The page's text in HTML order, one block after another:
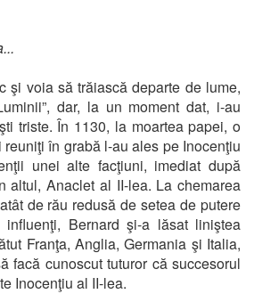
şi voia să trăiască departe de lume,
dar, la un moment dat, i-au
triste. În 1130, la moartea papei, o
în grabă l-au ales pe Inocenţiu
unei alte facţiuni, imediat după
altul, Anaclet al II-lea. La chemarea
de rău redusă de setea de putere
Bernard şi-a lăsat liniştea
Franţa, Anglia, Germania şi Italia,
facă cunoscut tuturor că succesorul
Inocenţiu al II-lea.